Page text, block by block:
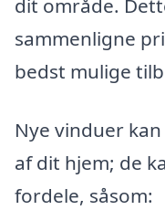
dit område.
sammenligne
bedst mulige
Nye vinduer
af dit hjem; de
fordele, såsom: